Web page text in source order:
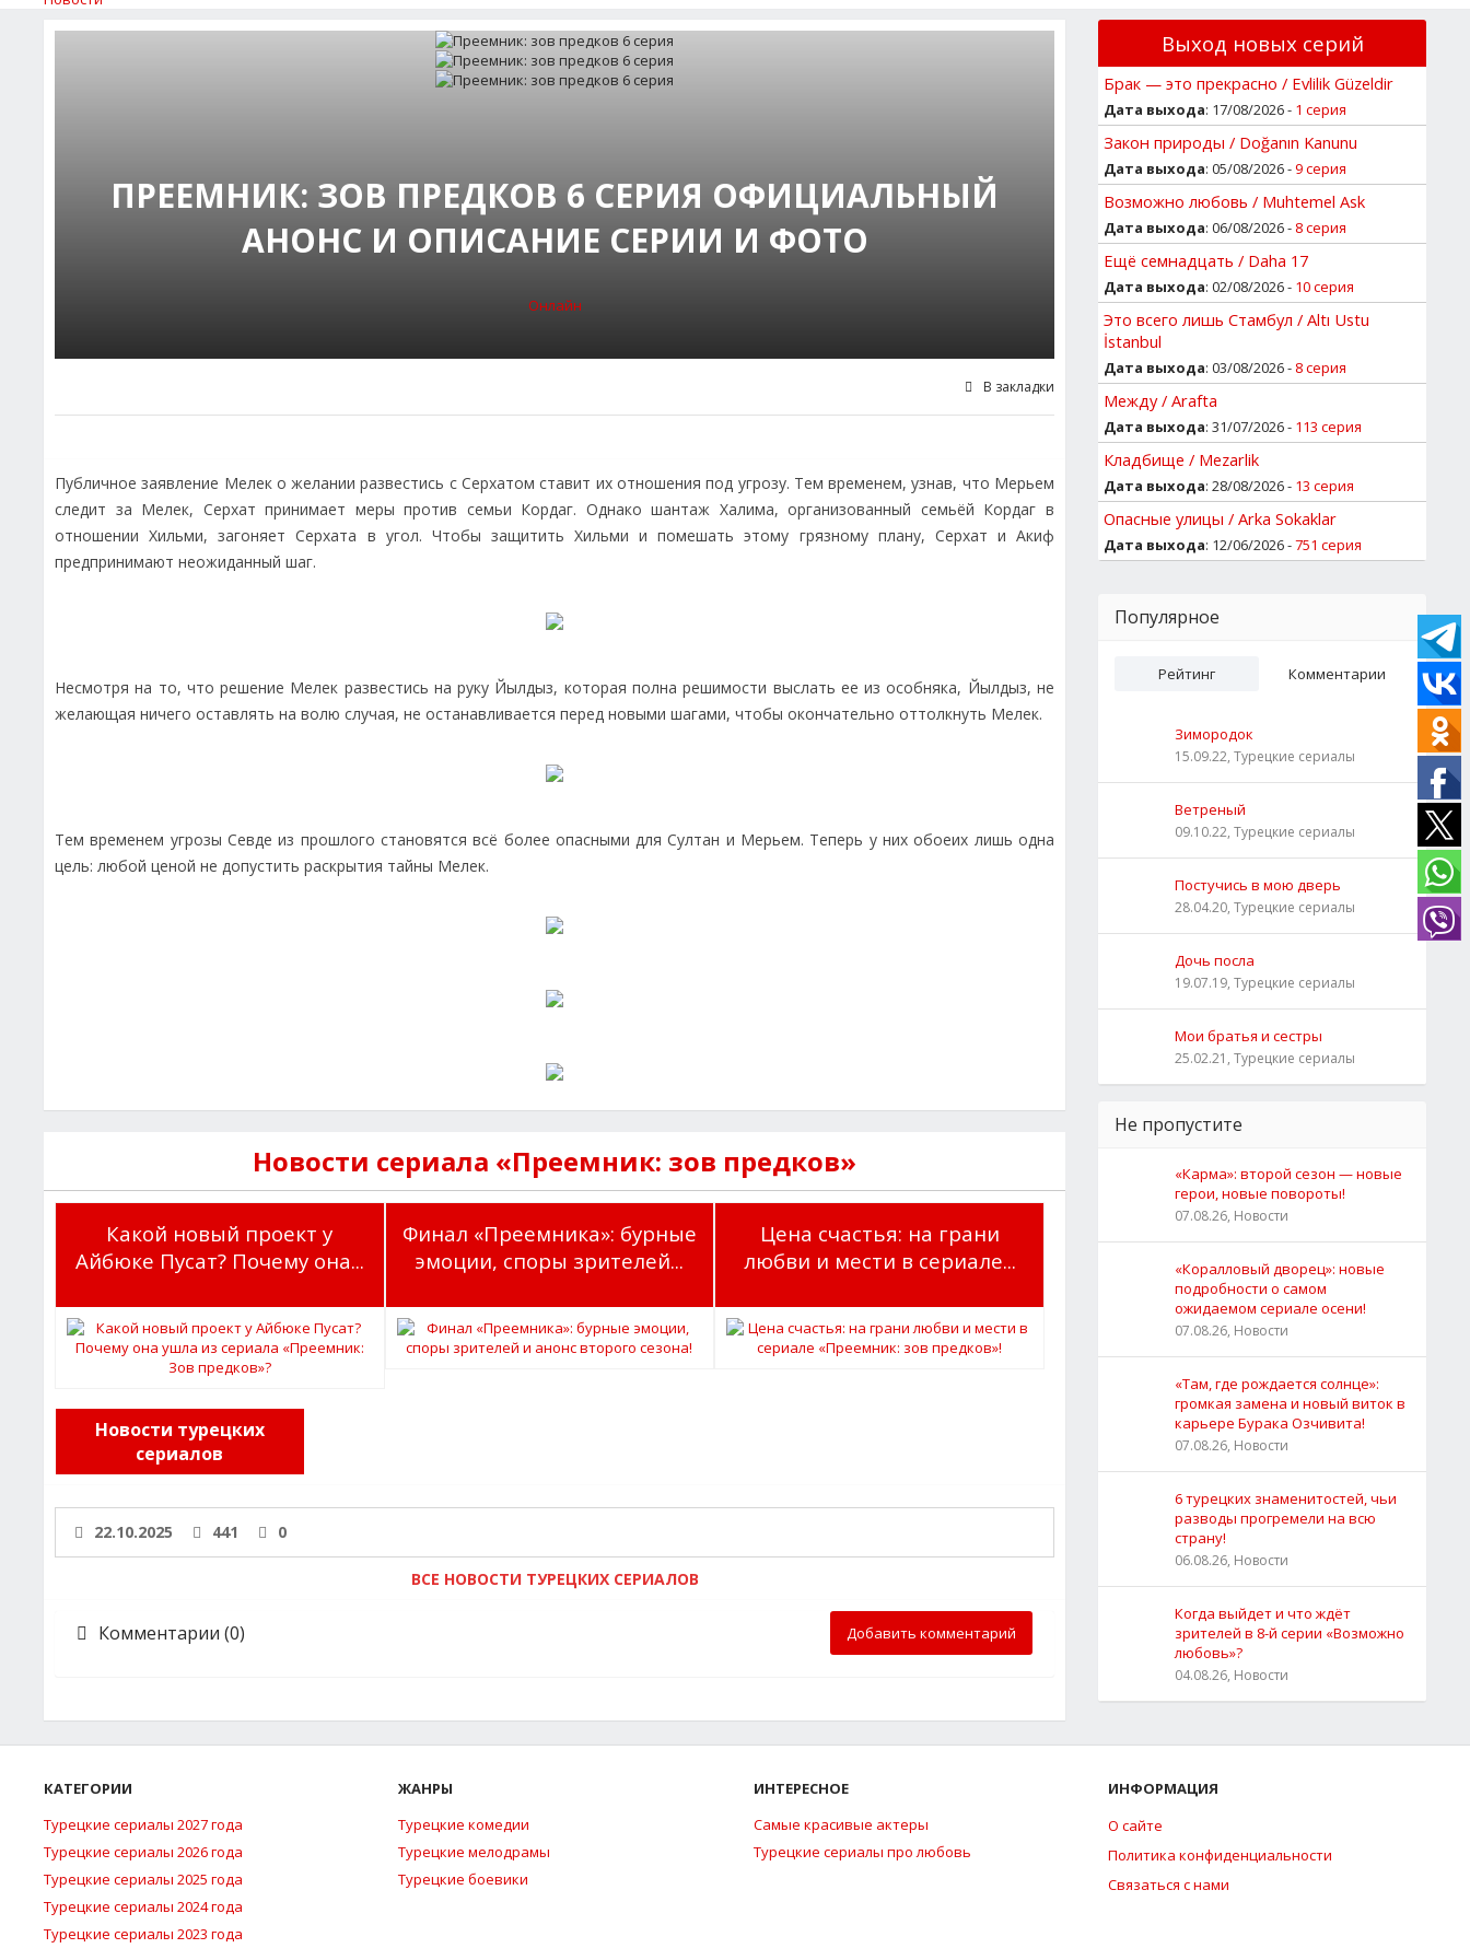
ПРЕЕМНИК: ЗОВ ПРЕДКОВ 6 СЕРИЯ ОФИЦИАЛЬНЫЙ
АНОНС И ОПИСАНИЕ СЕРИИ И ФОТО
Онлайн
В закладки
Публичное заявление Мелек о желании развестись с Серхатом ставит их отношения под угрозу. Тем временем, узнав, что Мерьем
следит за Мелек, Серхат принимает меры против семьи Кордаг. Однако шантаж Халима, организованный семьёй Кордаг в
отношении Хильми, загоняет Серхата в угол. Чтобы защитить Хильми и помешать этому грязному плану, Серхат и Акиф
предпринимают неожиданный шаг.
Несмотря на то, что решение Мелек развестись на руку Йылдыз, которая полна решимости выслать ее из особняка, Йылдыз, не
желающая ничего оставлять на волю случая, не останавливается перед новыми шагами, чтобы окончательно оттолкнуть Мелек.
Тем временем угрозы Севде из прошлого становятся всё более опасными для Султан и Мерьем. Теперь у них обоеих лишь одна
цель: любой ценой не допустить раскрытия тайны Мелек.
Новости сериала «Преемник: зов предков»
Какой новый проект у
Айбюке Пусат? Почему она...
Финал «Преемника»: бурные
эмоции, споры зрителей...
Цена счастья: на грани
любви и мести в сериале...
Новости турецких
сериалов
22.10.2025 441 0
ВСЕ НОВОСТИ ТУРЕЦКИХ СЕРИАЛОВ
Комментарии (0) Добавить комментарий
Выход новых серий
Брак — это прекрасно / Evlilik Güzeldir
Дата выхода: 17/08/2026 - 1 серия
Закон природы / Doğanın Kanunu
Дата выхода: 05/08/2026 -9 серия
Возможно любовь / Muhtemel Ask
Дата выхода: 06/08/2026 - 8 серия
Ещё семнадцать / Daha 17
Дата выхода: 02/08/2026 - 10 серия
Это всего лишь Стамбул / Altı Ustu
İstanbul
Дата выхода: 03/08/2026 - 8 серия
Между / Arafta
Дата выхода: 31/07/2026 - 113 серия
Кладбище / Mezarlik
Дата выхода: 28/08/2026 - 13 серия
Опасные улицы / Arka Sokaklar
Дата выхода: 12/06/2026 -751 серия
Популярное
Рейтинг Комментарии
Зимородок
15.09.22, Турецкие сериалы
Ветреный
09.10.22, Турецкие сериалы
Постучись в мою дверь
28.04.20, Турецкие сериалы
Дочь посла
19.07.19, Турецкие сериалы
Мои братья и сестры
25.02.21, Турецкие сериалы
Не пропустите
«Карма»: второй сезон — новые
герои, новые повороты!
07.08.26, Новости
«Коралловый дворец»: новые
подробности о самом
ожидаемом сериале осени!
07.08.26, Новости
«Там, где рождается солнце»:
громкая замена и новый виток в
карьере Бурака Озчивита!
07.08.26, Новости
6 турецких знаменитостей, чьи
разводы прогремели на всю
страну!
06.08.26, Новости
Когда выйдет и что ждёт
зрителей в 8-й серии «Возможно
любовь»?
04.08.26, Новости
КАТЕГОРИИ
Турецкие сериалы 2027 года
Турецкие сериалы 2026 года
Турецкие сериалы 2025 года
Турецкие сериалы 2024 года
Турецкие сериалы 2023 года
ЖАНРЫ
Турецкие комедии
Турецкие мелодрамы
Турецкие боевики
ИНТЕРЕСНОЕ
Самые красивые актеры
Турецкие сериалы про любовь
ИНФОРМАЦИЯ
О сайте
Политика конфиденциальности
Связаться с нами